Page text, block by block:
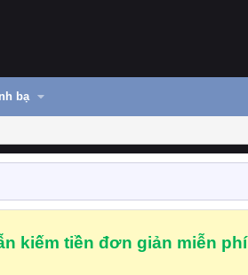
bạ
kiếm tiền đơn giản miễn phí